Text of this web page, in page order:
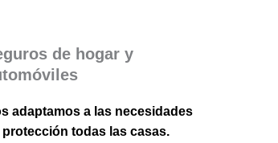
de hogar y
adaptamos a las necesidades
protección todas las casas.